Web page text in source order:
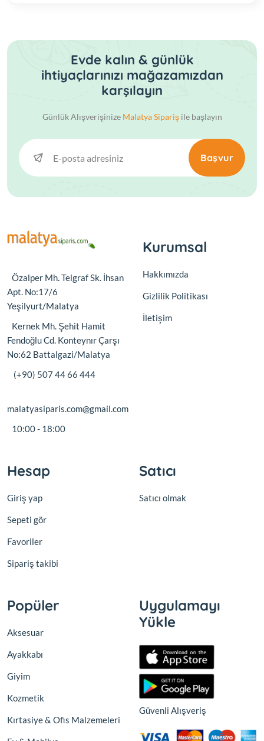
Evde kalın & günlük
ihtiyaçlarınızı mağazamızdan
karşılayın
Günlük Alışverişinize Malatya Siparişile başlayın
Başvur
Özalper Mh. Telgraf Sk. İhsan
Apt. No:17/6
Yeşilyurt/Malatya
Kernek Mh. Şehit Hamit
Fendoğlu Cd. Konteynır Çarşı
No:62 Battalgazi/Malatya
(+90) 507 44 66 444
malatyasiparis.com@gmail.com
10:00 - 18:00
Kurumsal
Hakkımızda
Gizlilik Politikası
İletişim
Hesap
Giriş yap
Sepeti gör
Favoriler
Sipariş takibi
Satıcı
Satıcı olmak
Popüler
Aksesuar
Ayakkabı
Giyim
Kozmetik
Kırtasiye & Ofis Malzemeleri
Uygulamayı
Yükle
Güvenli Alışveriş